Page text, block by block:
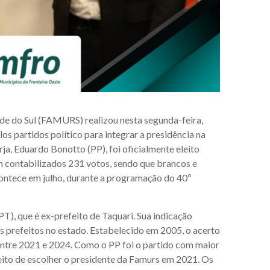
do Sul (FAMURS) realizou nesta segunda-feira,
partidos político para integrar a presidência na
Eduardo Bonotto (PP), foi oficialmente eleito
231 votos, sendo que brancos e
em julho, durante a programação do 40º
que é ex-prefeito de Taquari. Sua indicação
no estado. Estabelecido em 2005, o acerto
2021 e 2024. Como o PP foi o partido com maior
de escolher o presidente da Famurs em 2021. Os